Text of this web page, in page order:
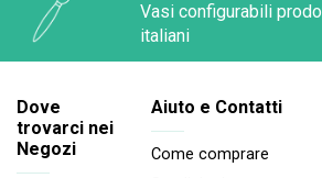
Vasi configurabili
italiani
Dove
trovarci nei
Negozi
Aiuto e Contatti
Come comprare